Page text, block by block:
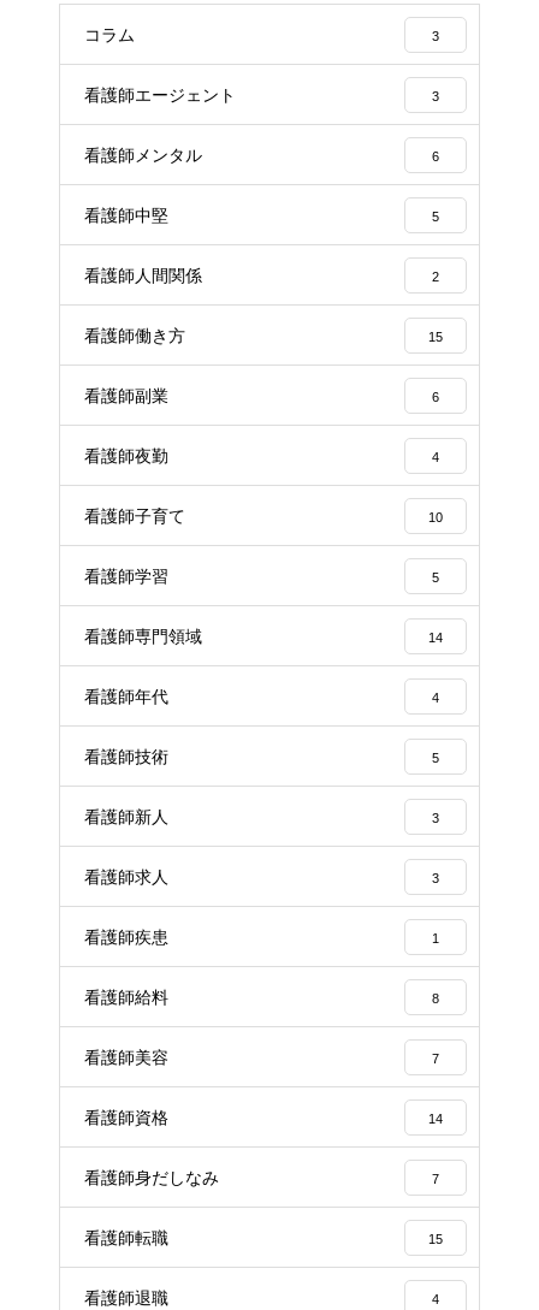
コラム 3
看護師エージェント 3
看護師メンタル 6
看護師中堅 5
看護師人間関係 2
看護師働き方 15
看護師副業 6
看護師夜勤 4
看護師子育て 10
看護師学習 5
看護師専門領域 14
看護師年代 4
看護師技術 5
看護師新人 3
看護師求人 3
看護師疾患 1
看護師給料 8
看護師美容 7
看護師資格 14
看護師身だしなみ 7
看護師転職 15
看護師退職 4